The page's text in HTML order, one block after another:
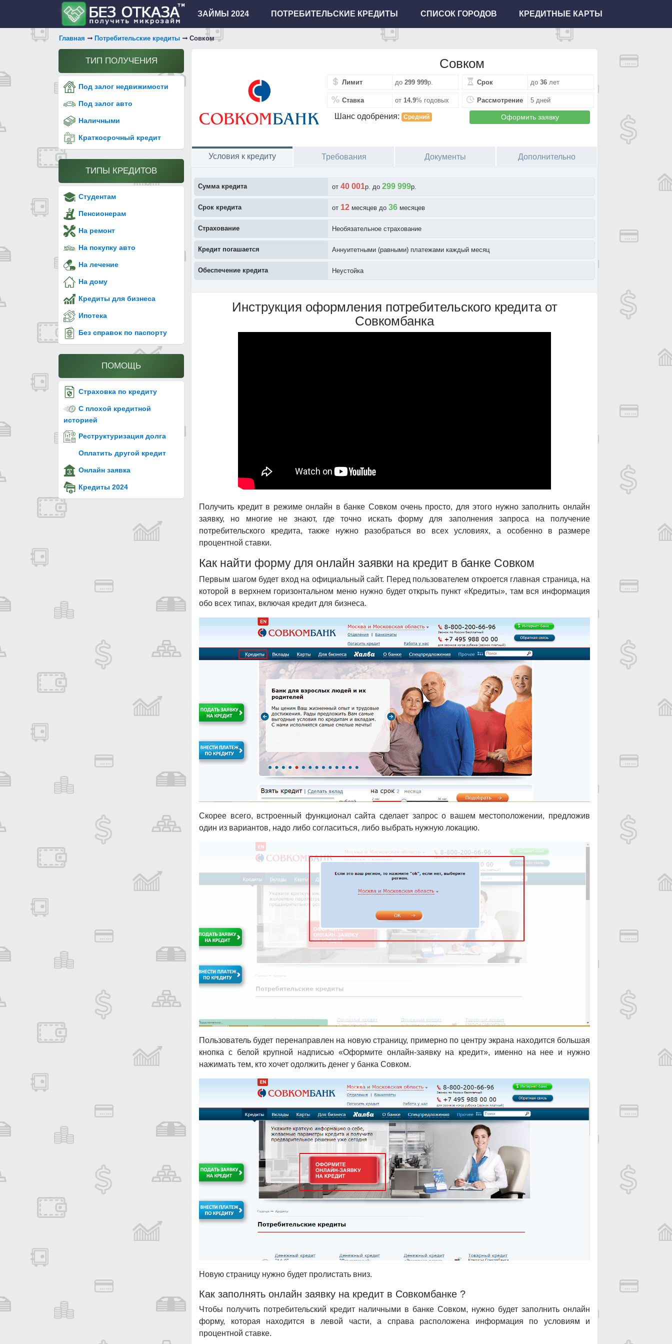
ЗАЙМЫ 2024 ПОТРЕБИТЕЛЬСКИЕ КРЕДИТЫ СПИСОК ГОРОДОВ КРЕДИТНЫЕ КАРТЫ
Главная Потребительские кредиты Совком
ТИП ПОЛУЧЕНИЯ
Под залог недвижимости
Под залог авто
Наличными
Краткосрочный кредит
ТИПЫ КРЕДИТОВ
Студентам
Пенсионерам
На ремонт
На покупку авто
На лечение
На дому
Кредиты для бизнеса
Ипотека
Без справок по паспорту
ПОМОЩЬ
Страховка по кредиту
С плохой кредитной
историей
Реструктуризация долга
Оплатить другой кредит
Онлайн заявка
Кредиты 2024
Совком
Лимит до299 999р.
Ставка от14.9% годовых
Срок до36 лет
Рассмотрение 5 дней
Шанс одобрения: Средний Оформить заявку
Условия к кредиту Требования Документы Дополнительно
Сумма кредита от40 001p. до299 999p.
Срок кредита от 12 месяцев до36 месяцев
Страхование Необязательное страхование
Кредит погашается Аннуитетными (равными) платежами каждый месяц
Обеспечение кредита Неустойка
Инструкция оформления потребительского кредита от
Совкомбанка
Получить кредит в режиме онлайн в банке Совком очень просто, для этого нужно заполнить онлайн
заявку, но многие не знают, где точно искать форму для заполнения запроса на получение
потребительского кредита, также нужно разобраться во всех условиях, а особенно в размере
процентной ставки.
Как найти форму для онлайн заявки на кредит в банке Совком
Первым шагом будет вход на официальный сайт. Перед пользователем откроется главная страница, на
которой в верхнем горизонтальном меню нужно будет открыть пункт «Кредиты», там вся информация
обо всех типах, включая кредит для бизнеса.
Скорее всего, встроенный функционал сайта сделает запрос о вашем местоположении, предложив
один из вариантов, надо либо согласиться, либо выбрать нужную локацию.
Пользователь будет перенаправлен на новую страницу, примерно по центру экрана находится большая
кнопка с белой крупной надписью «Оформите онлайн-заявку на кредит», именно на нее и нужно
нажимать тем, кто хочет одолжить денег у банка Совком.
Новую страницу нужно будет пролистать вниз.
Как заполнять онлайн заявку на кредит в Совкомбанке ?
Чтобы получить потребительский кредит наличными в банке Совком, нужно будет заполнить онлайн
форму, которая находится в левой части, а справа расположена информация по условиям и
процентной ставке.